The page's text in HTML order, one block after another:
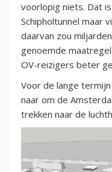
voorlopig niets. Dat
Schipholtunnel maar
daarvan zou
genoemde
OV-reizigers beter
Voor de lange
naar om de
trekken naar de